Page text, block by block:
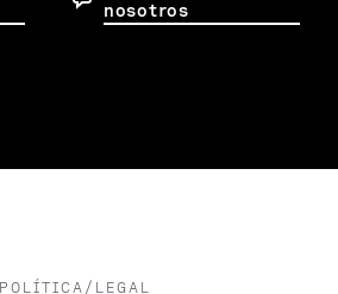
nosotros
POLÍTICA/LEGAL